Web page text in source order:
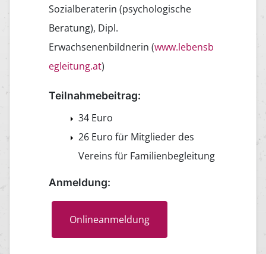
Sozialberaterin (psychologische
Beratung), Dipl.
Erwachsenenbildnerin (www.lebensb
egleitung.at)
Teilnahmebeitrag:
34 Euro
26 Euro für Mitglieder des
Vereins für Familienbegleitung
Anmeldung:
Onlineanmeldung